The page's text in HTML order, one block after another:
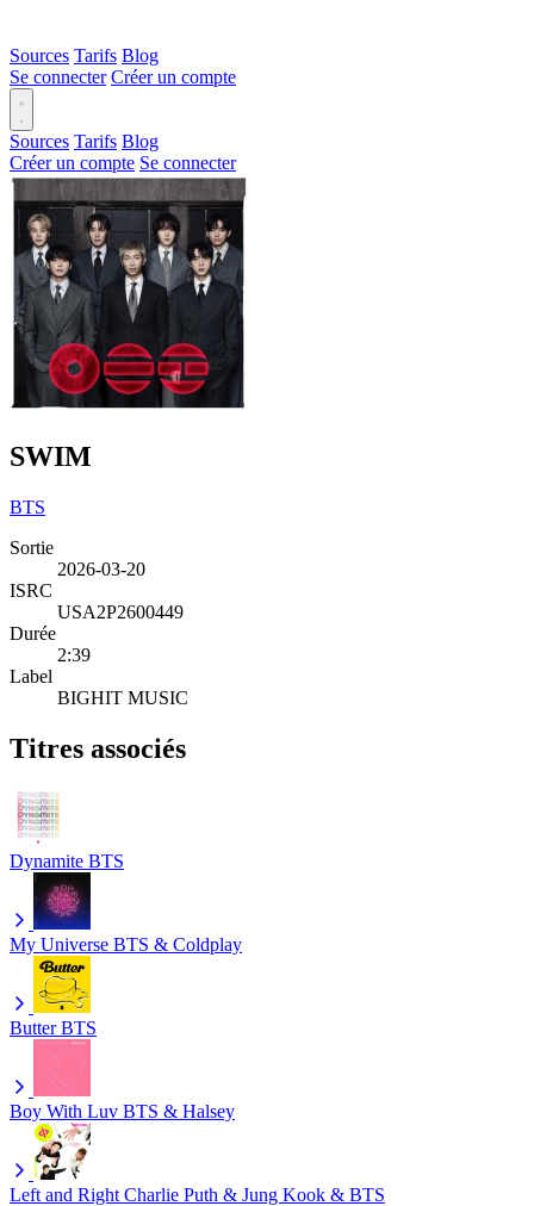
Sources Tarifs Blog
Se connecter Créer un compte
Sources Tarifs Blog
Créer un compte Se connecter
SWIM
BTS
Sortie
2026-03-20
ISRC
USA2P2600449
Durée
2:39
Label
BIGHIT MUSIC
Titres associés
Dynamite BTS
My Universe BTS & Coldplay
Butter BTS
Boy With Luv BTS & Halsey
Left and Right Charlie Puth & Jung Kook & BTS